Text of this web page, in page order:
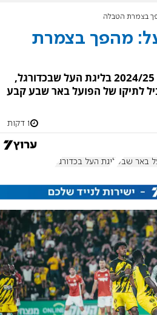
בצמרת הטבלה
מהפך בצמרת
מחזור אחד לפני סיום עונת 2024/25 בליגת העל שבכדורגל,
לתיקו של הפועל באר שבע קבע
1 דקות
באר שבע ליגת העל בכדורגל